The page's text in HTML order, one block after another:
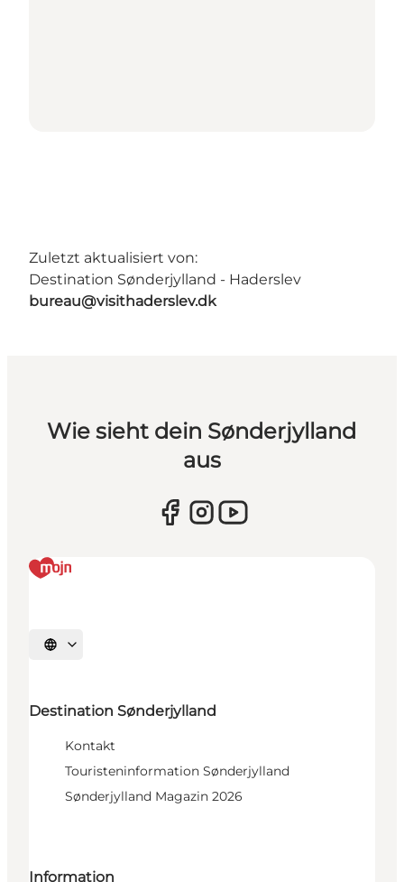
Zuletzt aktualisiert von:
Destination Sønderjylland - Haderslev
bureau@visithaderslev.dk
Wie sieht dein Sønderjylland
aus
Sprache auswählen
Destination Sønderjylland
Kontakt
Touristeninformation Sønderjylland
Sønderjylland Magazin 2026
Information